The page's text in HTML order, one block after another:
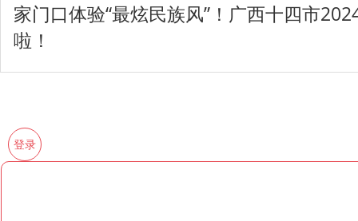
家门口体验“最炫民族风”！广西十四市
啦！
登录